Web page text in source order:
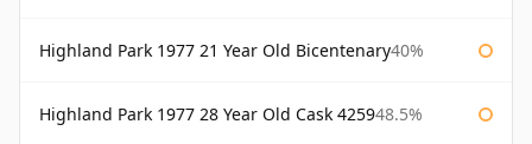
Highland Park 1977 21 Year Old Bicentenary40%
Highland Park 1977 28 Year Old Cask 425948.5%